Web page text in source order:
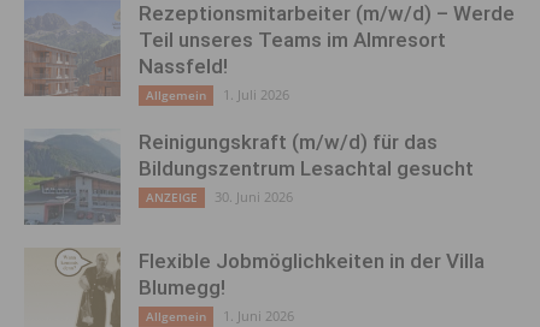
Rezeptionsmitarbeiter (m/w/d) – Werde
Teil unseres Teams im Almresort
Nassfeld!
Allgemein 1. Juli 2026
Reinigungskraft (m/w/d) für das
Bildungszentrum Lesachtal gesucht
ANZEIGE 30. Juni 2026
Flexible Jobmöglichkeiten in der Villa
Blumegg!
Allgemein 1. Juni 2026